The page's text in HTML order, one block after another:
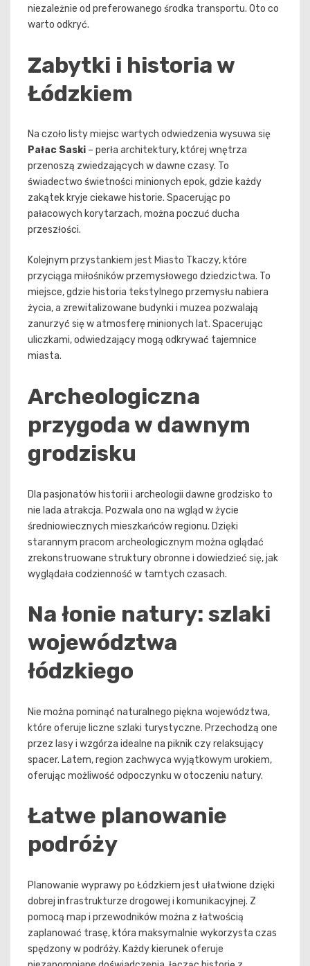
niezależnie od preferowanego środka transportu. Oto co
warto odkryć.
Zabytki i historia w
Łódzkiem
Na czoło listy miejsc wartych odwiedzenia wysuwa się
Pałac Saski – perła architektury, której wnętrza
przenoszą zwiedzających w dawne czasy. To
świadectwo świetności minionych epok, gdzie każdy
zakątek kryje ciekawe historie. Spacerując po
pałacowych korytarzach, można poczuć ducha
przeszłości.
Kolejnym przystankiem jest Miasto Tkaczy, które
przyciąga miłośników przemysłowego dziedzictwa. To
miejsce, gdzie historia tekstylnego przemysłu nabiera
życia, a zrewitalizowane budynki i muzea pozwalają
zanurzyć się w atmosferę minionych lat. Spacerując
uliczkami, odwiedzający mogą odkrywać tajemnice
miasta.
Archeologiczna
przygoda w dawnym
grodzisku
Dla pasjonatów historii i archeologii dawne grodzisko to
nie lada atrakcja. Pozwala ono na wgląd w życie
średniowiecznych mieszkańców regionu. Dzięki
starannym pracom archeologicznym można oglądać
zrekonstruowane struktury obronne i dowiedzieć się, jak
wyglądała codzienność w tamtych czasach.
Na łonie natury: szlaki
województwa
łódzkiego
Nie można pominąć naturalnego piękna województwa,
które oferuje liczne szlaki turystyczne. Przechodzą one
przez lasy i wzgórza idealne na piknik czy relaksujący
spacer. Latem, region zachwyca wyjątkowym urokiem,
oferując możliwość odpoczynku w otoczeniu natury.
Łatwe planowanie
podróży
Planowanie wyprawy po Łódzkiem jest ułatwione dzięki
dobrej infrastrukturze drogowej i komunikacyjnej. Z
pomocą map i przewodników można z łatwością
zaplanować trasę, która maksymalnie wykorzysta czas
spędzony w podróży. Każdy kierunek oferuje